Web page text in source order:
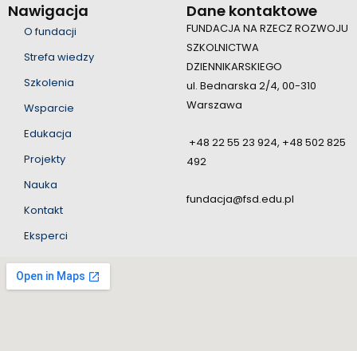
Nawigacja
O fundacji
Strefa wiedzy
Szkolenia
Wsparcie
Edukacja
Projekty
Nauka
Kontakt
Eksperci
Dane kontaktowe
FUNDACJA NA RZECZ ROZWOJU
SZKOLNICTWA
DZIENNIKARSKIEGO
ul. Bednarska 2/4, 00-310
Warszawa
+48 22 55 23 924, +48 502 825
492
fundacja@fsd.edu.pl